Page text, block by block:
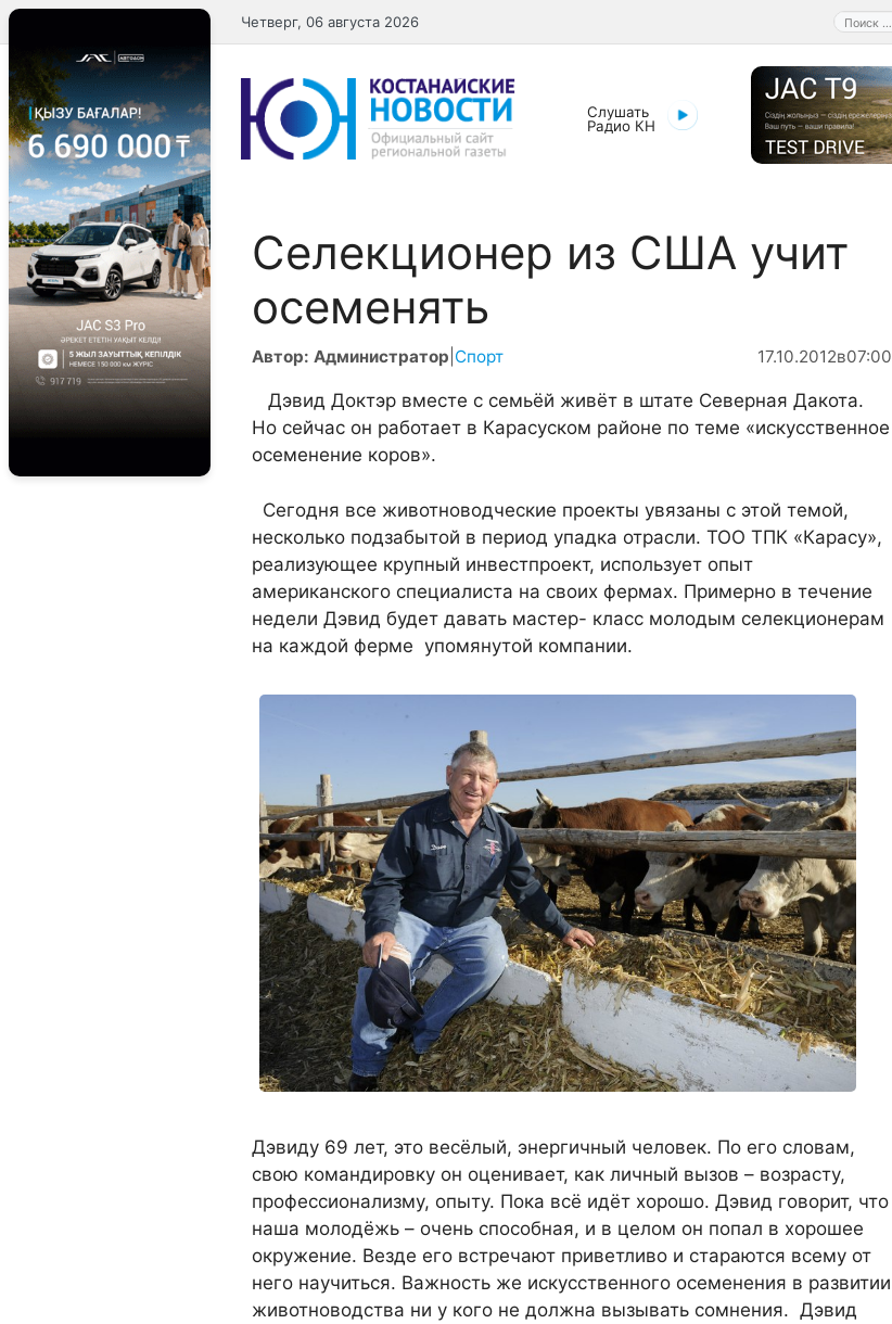
Перейти
к
содержимому
Поиск:
Четверг, 06 августа 2026
Слушать
Радио КН
Селекционер из США учит
осеменять
Автор: Администратор Спорт 17.10.2012в07:00
Дэвид Доктэр вместе с семьёй живёт в штате Северная Дакота.
Но сейчас он работает в Карасуском районе по теме «искусственное
осеменение коров».
Сегодня все животноводческие проекты увязаны с этой темой,
несколько подзабытой в период упадка отрасли. ТОО ТПК «Карасу»,
реализующее крупный инвестпроект, использует опыт
американского специалиста на своих фермах. Примерно в течение
недели Дэвид будет давать мастер- класс молодым селекционерам
на каждой ферме упомянутой компании.
Дэвиду 69 лет, это весёлый, энергичный человек. По его словам,
свою командировку он оценивает, как личный вызов – возрасту,
профессионализму, опыту. Пока всё идёт хорошо. Дэвид говорит, что
наша молодёжь – очень способная, и в целом он попал в хорошее
окружение. Везде его встречают приветливо и стараются всему от
него научиться. Важность же искусственного осеменения в развитии
животноводства ни у кого не должна вызывать сомнения. Дэвид